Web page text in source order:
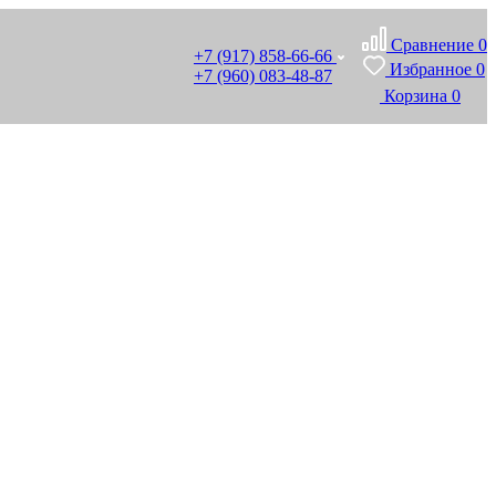
+7 (917) 858-66-66
+7 (960) 083-48-87
Сравнение 0
Избранное 0
Корзина 0